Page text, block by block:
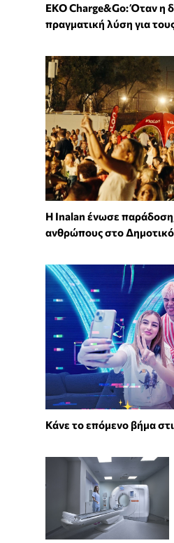
EKO Charge&Go: Όταν η
πραγματική λύση για
Η Inalan ένωσε
ανθρώπους στο
Κάνε το επόμενο βήμα